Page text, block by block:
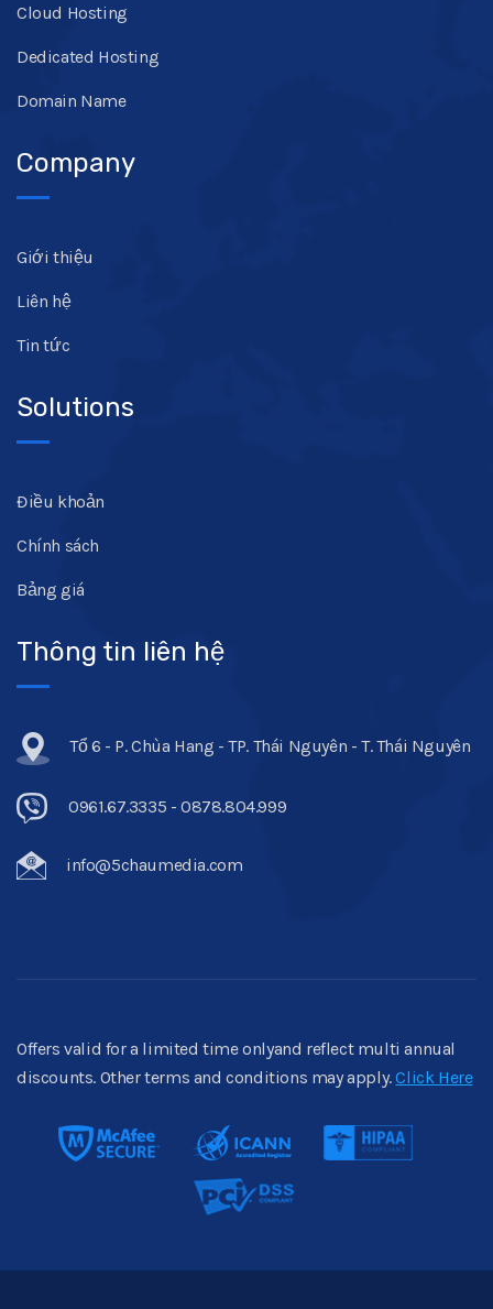
Cloud Hosting
Dedicated Hosting
Domain Name
Company
Giới thiệu
Liên hệ
Tin tức
Solutions
Điều khoản
Chính sách
Bảng giá
Thông tin liên hệ
Tổ 6 - P. Chùa Hang - TP. Thái Nguyên - T. Thái Nguyên
0961.67.3335 - 0878.804.999
info@5chaumedia.com
Offers valid for a limited time onlyand reflect multi annual
discounts. Other terms and conditions may apply.Click Here